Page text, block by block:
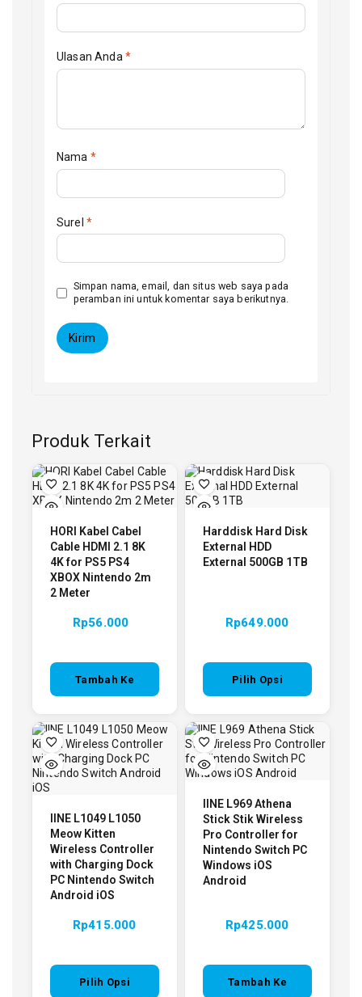
Ulasan Anda*
Nama *
Surel *
Simpan nama, email, dan situs web saya pada
peramban ini untuk komentar saya berikutnya.
Produk Terkait
HORI Kabel Cabel
Cable HDMI 2.1 8K
4K for PS5 PS4
XBOX Nintendo 2m
2 Meter
Rp56.000
Tambah Ke
Harddisk Hard Disk
External HDD
External 500GB 1TB
Rp649.000
Pilih Opsi
IINE L1049 L1050
Meow Kitten
Wireless Controller
with Charging Dock
PC Nintendo Switch
Android iOS
Rp415.000
Pilih Opsi
IINE L969 Athena
Stick Stik Wireless
Pro Controller for
Nintendo Switch PC
Windows iOS
Android
Rp425.000
Tambah Ke